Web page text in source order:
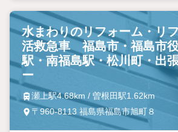
水まわりのリフォーム・リ
活救急車 福島市・福島市
駅・南福島駅・松川町・出
ー
瀬上駅4.68km / 曽根田駅1.62km
〒960-8113 福島県福島市旭町８